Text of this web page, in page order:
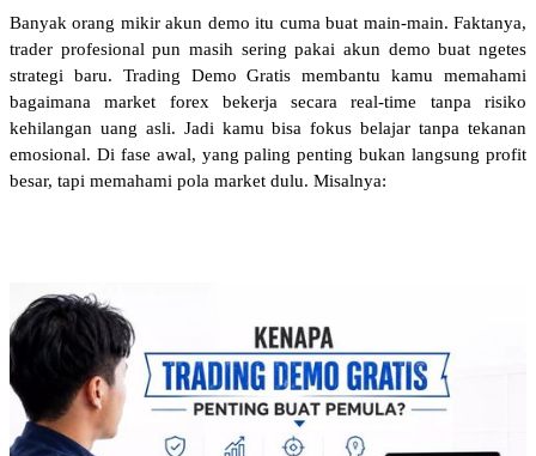
Banyak orang mikir akun demo itu cuma buat main-main. Faktanya,
trader profesional pun masih sering pakai akun demo buat ngetes
strategi baru. Trading Demo Gratis membantu kamu memahami
bagaimana market forex bekerja secara real-time tanpa risiko
kehilangan uang asli. Jadi kamu bisa fokus belajar tanpa tekanan
emosional. Di fase awal, yang paling penting bukan langsung profit
besar, tapi memahami pola market dulu. Misalnya: